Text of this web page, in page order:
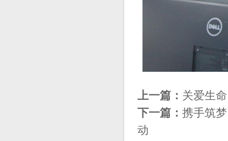
上一篇： 关爱生
下一篇： 携手筑
动